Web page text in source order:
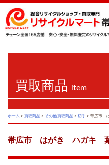
買取商品 item
ホーム > 買取商品 > その他買取商品 > 切手 > 帯広市
帯広市 はがき ハガキ